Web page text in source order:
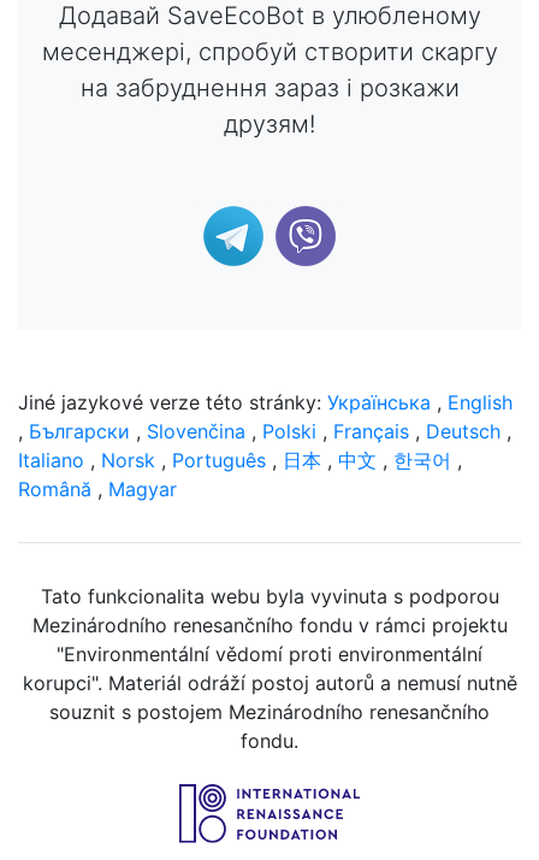
Додавай SaveEcoBot в улюбленому
месенджері, спробуй створити скаргу
на забруднення зараз і розкажи
друзям!
Jiné jazykové verze této stránky: Українська , English
, Български , Slovenčina , Polski , Français , Deutsch ,
Italiano , Norsk , Português , 日本 , 中文 , 한국어 ,
Română , Magyar
Tato funkcionalita webu byla vyvinuta s podporou
Mezinárodního renesančního fondu v rámci projektu
"Environmentální vědomí proti environmentální
korupci". Materiál odráží postoj autorů a nemusí nutně
souznit s postojem Mezinárodního renesančního
fondu.